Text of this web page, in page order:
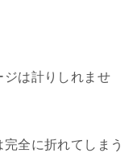
ジは計りしれませ
全に折れてしまう